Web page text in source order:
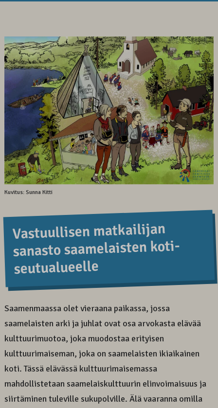
Kuvitus: Sunna Kitti
Vastuul­lisen matkai­lijan
sanasto saame­laisten koti­
seutu­alueel­le
Saamenmaassa olet vieraana paikassa, jossa
saamelaisten arki ja juhlat ovat osa arvokasta elävää
kulttuurimuotoa, joka muodostaa erityisen
kulttuurimaiseman, joka on saamelaisten ikiaikainen
koti. Tässä elävässä kulttuurimaisemassa
mahdollistetaan saamelaiskulttuurin elinvoimaisuus ja
siirtäminen tuleville sukupolville. Älä vaaranna omilla